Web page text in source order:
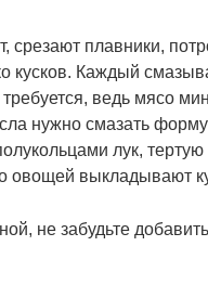
срезают плавники,
кусков. Каждый
ведь мясо
нужно смазать
лук,
овощей выкладывают
не забудьте